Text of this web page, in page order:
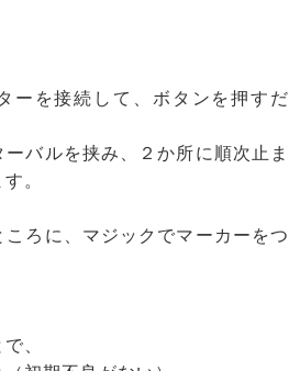
ーを接続して、ボタンを押すだ
バルを挟み、２か所に順次止ま
。
ころに、マジックでマーカーをつ
、